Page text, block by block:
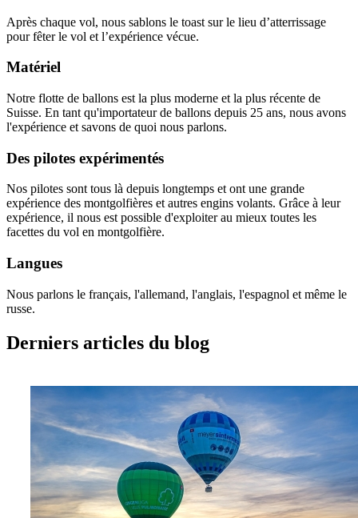
Après chaque vol, nous sablons le toast sur le lieu d’atterrissage
pour fêter le vol et l’expérience vécue.
Matériel
Notre flotte de ballons est la plus moderne et la plus récente de
Suisse. En tant qu'importateur de ballons depuis 25 ans, nous avons
l'expérience et savons de quoi nous parlons.
Des pilotes expérimentés
Nos pilotes sont tous là depuis longtemps et ont une grande
expérience des montgolfières et autres engins volants. Grâce à leur
expérience, il nous est possible d'exploiter au mieux toutes les
facettes du vol en montgolfière.
Langues
Nous parlons le français, l'allemand, l'anglais, l'espagnol et même le
russe.
Derniers articles du blog